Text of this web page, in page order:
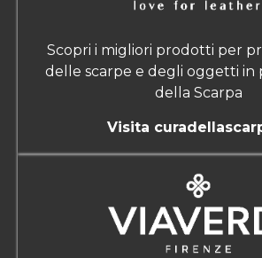
Scopri i migliori prodotti per
delle scarpe e degli oggetti in
della Scarpa
Visita